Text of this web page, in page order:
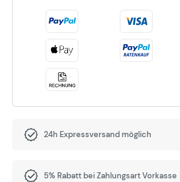
24h Expressversand möglich
5% Rabatt bei Zahlungsart Vorkasse